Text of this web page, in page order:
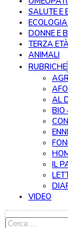
SALUTE E
DONNE E
TERZA
ANIMALI
RUBRICHE
AL
BIO
IL
VIDEO
Cerca